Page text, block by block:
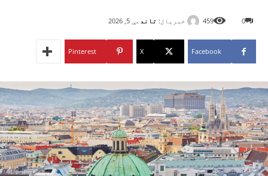
خبریال: تاند مې 5, 2026 0
459
Facebook
X
Pinterest